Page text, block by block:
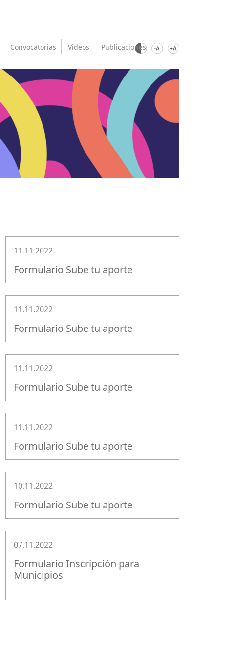
Convocatorias Videos Publicaciones
11.11.2022
Formulario Sube tu aporte
11.11.2022
Formulario Sube tu aporte
11.11.2022
Formulario Sube tu aporte
11.11.2022
Formulario Sube tu aporte
10.11.2022
Formulario Sube tu aporte
07.11.2022
Formulario Inscripción para
Municipios